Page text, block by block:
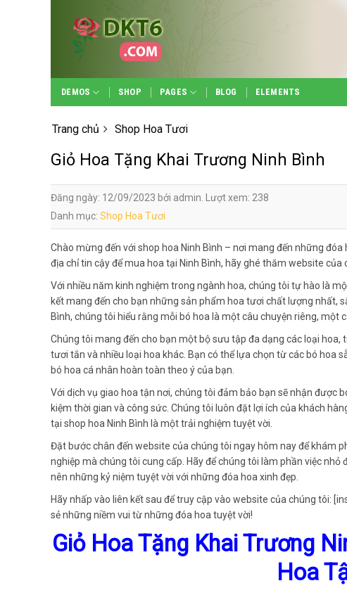
content
DEMOS SHOP PAGES BLOG ELEMENTS
Trang chủ Shop Hoa Tươi
Giỏ Hoa Tặng Khai Trương Ninh Bình
Đăng ngày: 12/09/2023 bởi admin. Lượt xem: 238
Danh mục: Shop Hoa Tươi
Chào mừng đến với shop hoa Ninh Bình – nơi mang đến những
địa chỉ tin cậy để mua hoa tại Ninh Bình, hãy ghé thăm website của
Với nhiều năm kinh nghiệm trong ngành hoa, chúng tôi tự hào là
kết mang đến cho bạn những sản phẩm hoa tươi chất lượng nhất,
Bình, chúng tôi hiểu rằng mỗi bó hoa là một câu chuyện riêng, một
Chúng tôi mang đến cho bạn một bộ sưu tập đa dạng các loại
tươi tắn và nhiều loại hoa khác. Bạn có thể lựa chọn từ các bó hoa
bó hoa cá nhân hoàn toàn theo ý của bạn.
Với dịch vụ giao hoa tận nơi, chúng tôi đảm bảo bạn sẽ nhận được
kiệm thời gian và công sức. Chúng tôi luôn đặt lợi ích của khách
tại shop hoa Ninh Bình là một trải nghiệm tuyệt vời.
Đặt bước chân đến website của chúng tôi ngay hôm nay để khám
nghiệp mà chúng tôi cung cấp. Hãy để chúng tôi làm phần việc
nên những kỷ niệm tuyệt vời với những đóa hoa xinh đẹp.
Hãy nhấp vào liên kết sau để truy cập vào website của chúng tôi:
sẻ những niềm vui từ những đóa hoa tuyệt vời!
Giỏ Hoa Tặng Khai Trương
Hoa